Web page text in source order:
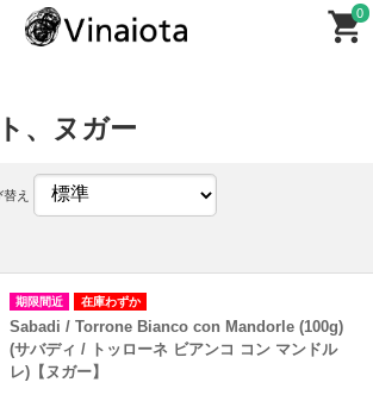
0
、ヌガー
え
期限間近 在庫わずか
Sabadi / Torrone Bianco con Mandorle (100g)
(サバディ / トッローネ ビアンコ コン マンドル
レ)【ヌガー】